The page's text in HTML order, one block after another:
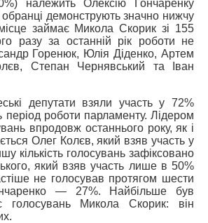
належить Олексію Гончаренку
обранці демонструють значно нижчу
займає Микола Скорик зі 155
разу за останній рік роботи не
Горенюк, Юлія Діденко, Артем
Степан Чернявський та Іван
депутати взяли участь у 72%
період роботи парламенту. Лідером
впродовж останнього року, як і
Олег Колєв, який взяв участь у
кількість голосувань зафіксовано
який взяв участь лише в 50%
не голосував протягом шести
— 27%. Найбільше був
голосувань Микола Скорик: він